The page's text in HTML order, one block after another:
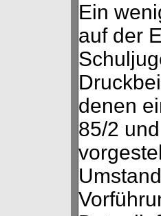
Ein
auf der
denen
85/2